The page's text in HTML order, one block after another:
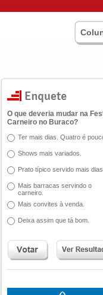
O que deveria mudar na
Carneiro no Buraco?
Ter mais dias. Quatro é
Shows mais variados.
Prato típico servido mais dias.
Mais barracas servindo o
carneiro.
Mais convites à venda.
Deixa assim que tá bom.